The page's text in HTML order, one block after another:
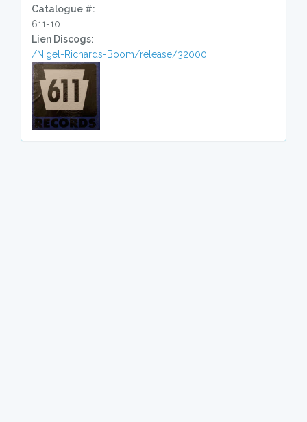
Catalogue #:
611-10
Lien Discogs:
/Nigel-Richards-Boom/release/32000